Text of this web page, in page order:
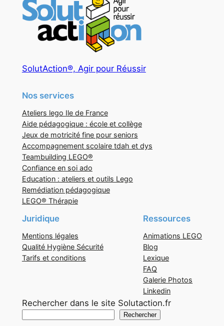
SolutAction®, Agir pour Réussir
Nos services
Ateliers lego Ile de France
Aide pédagogique : école et collège
Jeux de motricité fine pour seniors
Accompagnement scolaire tdah et dys
Teambuilding LEGO®
Confiance en soi ado
Education : ateliers et outils Lego
Remédiation pédagogique
LEGO® Thérapie
Juridique
Mentions légales
Qualité Hygiène Sécurité
Tarifs et conditions
Ressources
Animations LEGO
Blog
Lexique
FAQ
Galerie Photos
Linkedin
Rechercher dans le site Solutaction.fr
Rechercher